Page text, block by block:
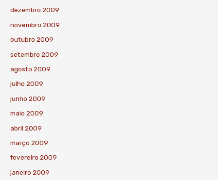
dezembro 2009
novembro 2009
outubro 2009
setembro 2009
agosto 2009
julho 2009
junho 2009
maio 2009
abril 2009
março 2009
fevereiro 2009
janeiro 2009